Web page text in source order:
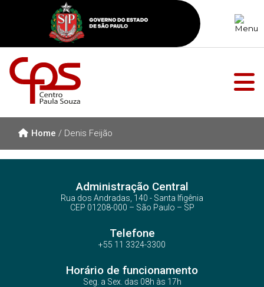
Home / Denis Feijão
Administração Central
Rua dos Andradas, 140 - Santa Ifigênia
CEP 01208-000 – São Paulo – SP
Telefone
+55 11 3324-3300
Horário de funcionamento
Seg. a Sex. das 08h às 17h